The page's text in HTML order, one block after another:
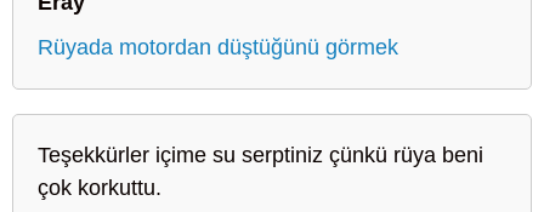
Rüyada motordan düştüğünü görmek
Teşekkürler içime su serptiniz çünkü rüya beni
çok korkuttu.